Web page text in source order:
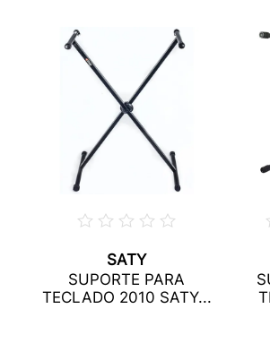
SATY
SUPORTE PARA
TECLADO 2010 SATY...